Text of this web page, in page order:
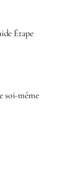
Étape
soi-même